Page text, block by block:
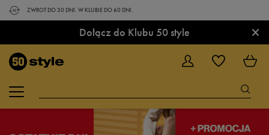
ZWROT DO 30 DNI. W KLUBIE DO 60 DNI.
Dołącz do Klubu 50 style ×